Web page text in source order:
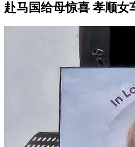
赴马国给母惊喜 孝顺女